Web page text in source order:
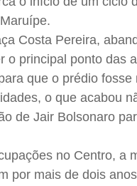
Costa Pereira,
o principal ponto das
que o prédio
o que acabou
de Jair Bolsonaro
no Centro, a
por mais de dois